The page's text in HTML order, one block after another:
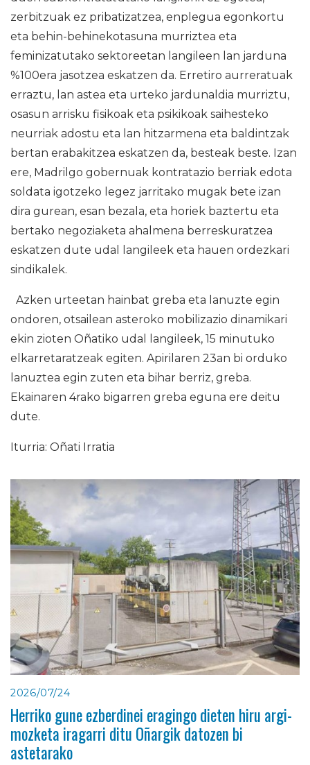
zerbitzuak ez pribatizatzea, enplegua egonkortu
eta behin-behinekotasuna murriztea eta
feminizatutako sektoreetan langileen lan jarduna
%100era jasotzea eskatzen da. Erretiro aurreratuak
erraztu, lan astea eta urteko jardunaldia murriztu,
osasun arrisku fisikoak eta psikikoak saihesteko
neurriak adostu eta lan hitzarmena eta baldintzak
bertan erabakitzea eskatzen da, besteak beste. Izan
ere, Madrilgo gobernuak kontratazio berriak edota
soldata igotzeko legez jarritako mugak bete izan
dira gurean, esan bezala, eta horiek baztertu eta
bertako negoziaketa ahalmena berreskuratzea
eskatzen dute udal langileek eta hauen ordezkari
sindikalek.
Azken urteetan hainbat greba eta lanuzte egin
ondoren, otsailean asteroko mobilizazio dinamikari
ekin zioten Oñatiko udal langileek, 15 minutuko
elkarretaratzeak egiten. Apirilaren 23an bi orduko
lanuztea egin zuten eta bihar berriz, greba.
Ekainaren 4rako bigarren greba eguna ere deitu
dute.
Iturria: Oñati Irratia
2026/07/24
Herriko gune ezberdinei eragingo dieten hiru argi-
mozketa iragarri ditu Oñargik datozen bi
astetarako